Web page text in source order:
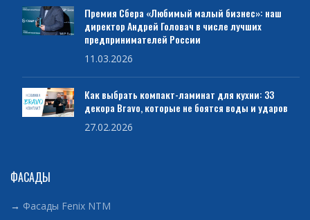
Премия Сбера «Любимый малый бизнес»: наш
директор Андрей Головач в числе лучших
предпринимателей России
11.03.2026
Как выбрать компакт-ламинат для кухни: 33
декора Bravo, которые не боятся воды и ударов
27.02.2026
ФАСАДЫ
→ Фасады Fenix NTM